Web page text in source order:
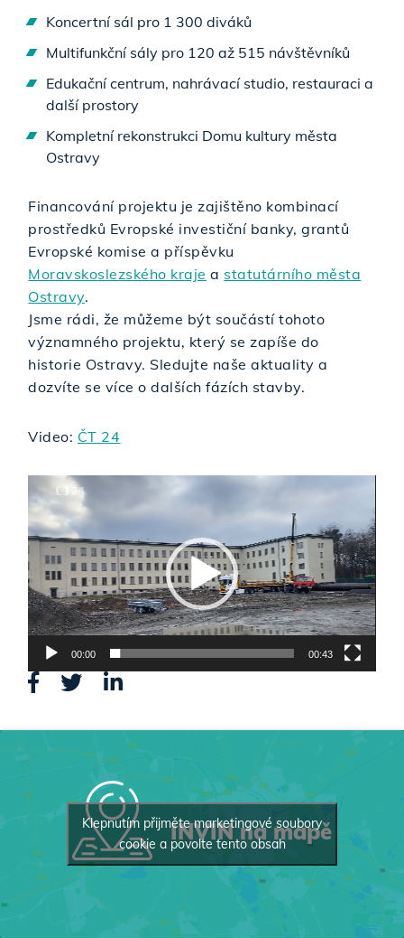
Koncertní sál pro 1 300 diváků
Multifunkční sály pro 120 až 515 návštěvníků
Edukační centrum, nahrávací studio, restauraci a
další prostory
Kompletní rekonstrukci Domu kultury města
Ostravy
Financování projektu je zajištěno kombinací
prostředků Evropské investiční banky, grantů
Evropské komise a příspěvku
Moravskoslezského kraje a statutárního města
Ostravy.
Jsme rádi, že můžeme být součástí tohoto
významného projektu, který se zapíše do
historie Ostravy. Sledujte naše aktuality a
dozvíte se více o dalších fázích stavby.
Video: ČT 24
Video
přehrávač
00:00 00:43
INVIN na mapě
Klepnutím přijměte marketingové soubory
cookie a povolte tento obsah